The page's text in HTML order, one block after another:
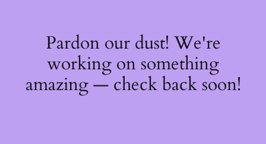
Pardon our dust! We're
working on something
amazing — check back soon!